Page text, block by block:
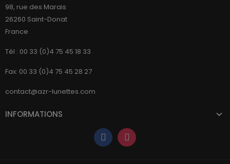
98, rue des Marais
26260 Saint-Donat
France
Tél : 00 33 (0)4 75 45 18 33
Fax: 00 33 (0)4 75 45 28 27
contact@azr-lunettes.com
INFORMATIONS